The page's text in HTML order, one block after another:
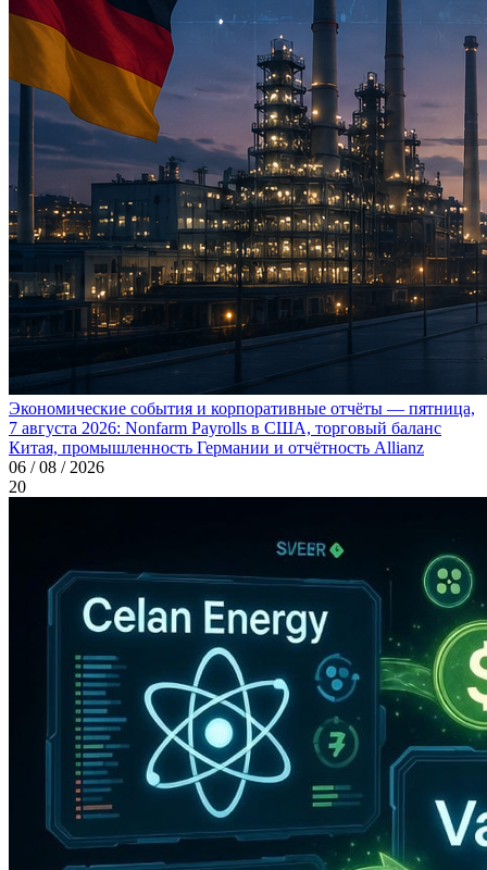
Экономические события и корпоративные отчёты — пятница,
7 августа 2026: Nonfarm Payrolls в США, торговый баланс
Китая, промышленность Германии и отчётность Allianz
06 / 08 / 2026
20